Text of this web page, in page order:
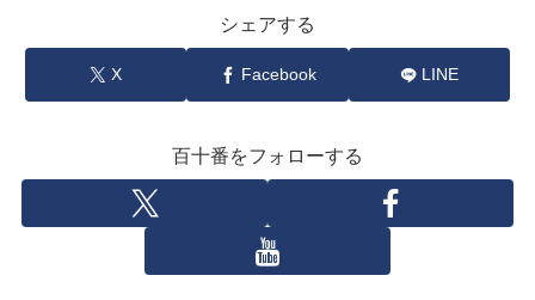
シェアする
X Facebook LINE
百十番をフォローする